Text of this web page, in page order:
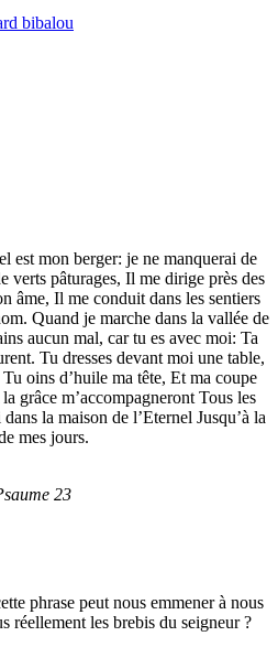
bibalou
est mon berger: je ne manquerai de
verts pâturages, Il me dirige près des
âme, Il me conduit dans les sentiers
Quand je marche dans la vallée de
aucun mal, car tu es avec moi: Ta
Tu dresses devant moi une table,
oins d’huile ma tête, Et ma coupe
grâce m’accompagneront Tous les
la maison de l’Eternel Jusqu’à la
mes jours.
23
phrase peut nous emmener à nous
réellement les brebis du seigneur ?